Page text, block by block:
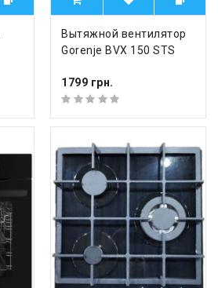
Вытяжной вентилятор
Gorenje BVX 150 STS
1799 грн.